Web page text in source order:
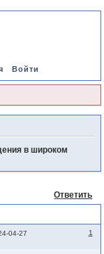
Войти
в широком
Ответить
1
04-27